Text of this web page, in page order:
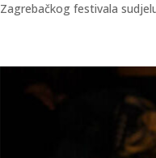
Zagrebačkog festivala